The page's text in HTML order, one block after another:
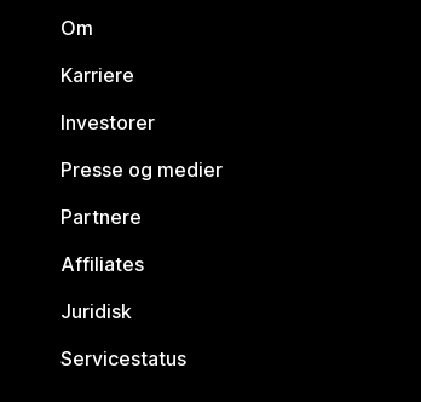
Om
Karriere
Investorer
Presse og medier
Partnere
Affiliates
Juridisk
Servicestatus